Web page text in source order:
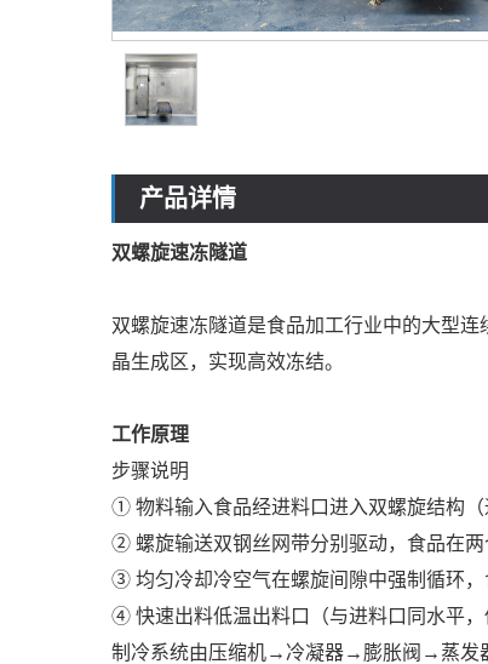
产品详情
双螺旋速冻隧道
双螺旋速冻隧道是食品加工行业中的大型
晶生成区，实现高效冻结。
工作原理
步骤说明
① 物料输入食品经进料口进入双螺旋结构（
② 螺旋输送双钢丝网带分别驱动，食品在
③ 均匀冷却冷空气在螺旋间隙中强制循环
④ 快速出料低温出料口（与进料口同水平
制冷系统由压缩机→冷凝器→膨胀阀→蒸发